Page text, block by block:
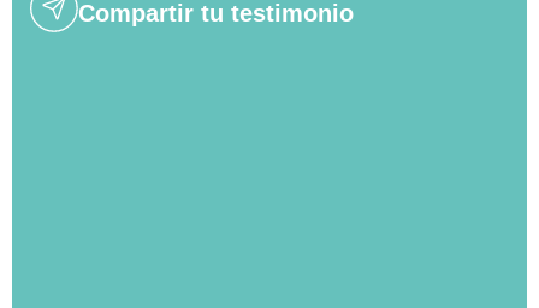
Compartir tu testimonio